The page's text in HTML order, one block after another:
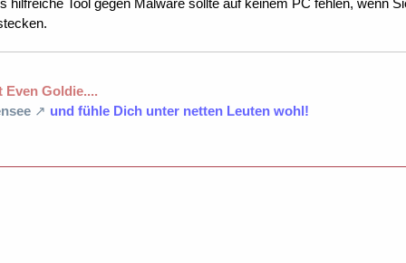
hilfreiche Tool gegen Malware sollte auf keinem PC fehlen, wenn
Goldie....
und fühle Dich unter netten Leuten wohl!